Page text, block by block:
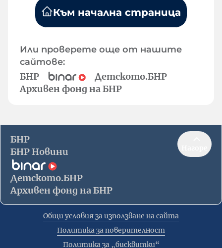
Към начална страница
Или проверете още от нашите
сайтове:
БНР
Детското.БНР
Архивен фонд на БНР
БНР
БНР Новини
Детското.БНР
Архивен фонд на БНР
Общи условия за използване на сайта
Политика за поверителност
Политика за „бисквитки“